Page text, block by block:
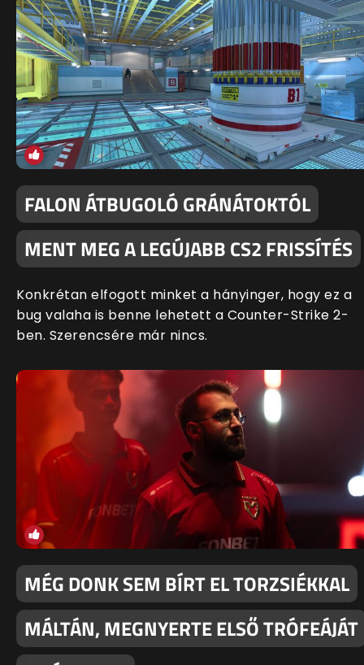
FALON ÁTBUGOLÓ GRÁNÁTOKTÓL
MENT MEG A LEGÚJABB CS2 FRISSÍTÉS
Konkrétan elfogott minket a hányinger, hogy ez a
bug valaha is benne lehetett a Counter-Strike 2-
ben. Szerencsére már nincs.
MÉG DONK SEM BÍRT EL TORZSIÉKKAL
MÁLTÁN, MEGNYERTE ELSŐ TRÓFEÁJÁT